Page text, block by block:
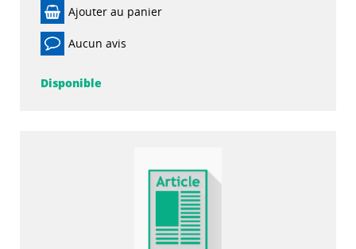
Ajouter au panier
Aucun avis
Disponible